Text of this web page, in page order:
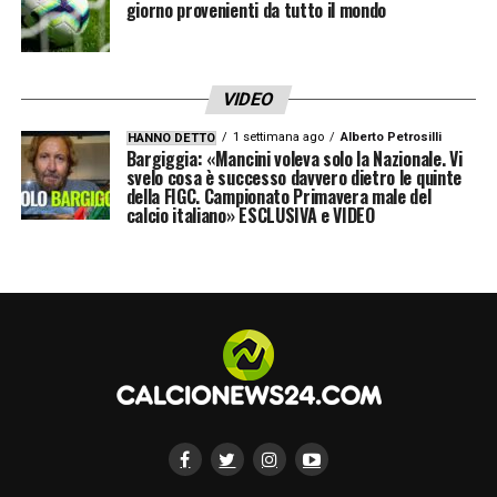
intelligente tatticamente, fa le due fasi,
penso sarà importante non solo per la Roma
LA PLAYLIST DELLE NOSTRE TOP NEWS
giorno provenienti da tutto il mondo
VIDEO
HANNO DETTO 1 settimana ago Alberto Petrosilli
Bargiggia: «Mancini voleva solo la Nazionale. Vi
svelo cosa è successo davvero dietro le quinte
della FIGC. Campionato Primavera male del
calcio italiano» ESCLUSIVA e VIDEO